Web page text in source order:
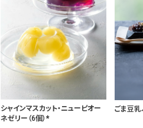
シャインマスカット・ニューピオー
ネゼリー（6個）*
ごま豆乳